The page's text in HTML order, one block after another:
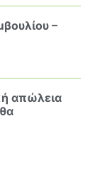
–
απώλεια